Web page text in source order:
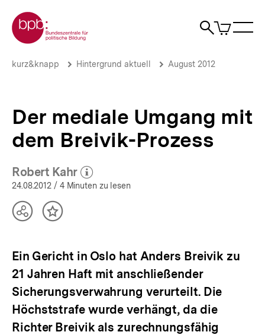
zum
Seiteninhalt
springen
Zur Startseite der bpb
Suche
Artikel
im
Der
dem
Breivik-
Prozess
aktuell
bpb.de
Brotkrümelnavigation
Pfadnavigation
kurz&knapp Hintergrund aktuell August 2012
Der mediale Umgang mit
dem Breivik-Prozess
Robert Kahr
(Mehr zum Autor)
öffnen
24.08.2012 / 4 Minuten zu lesen
TeilenInhalt
Ein Gericht in Oslo hat Anders Breivik zu
21 Jahren Haft mit anschließender
Sicherungsverwahrung verurteilt. Die
Höchststrafe wurde verhängt, da die
Richter Breivik als zurechnungsfähig